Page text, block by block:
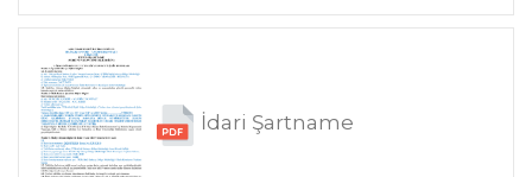
İdari Şartname